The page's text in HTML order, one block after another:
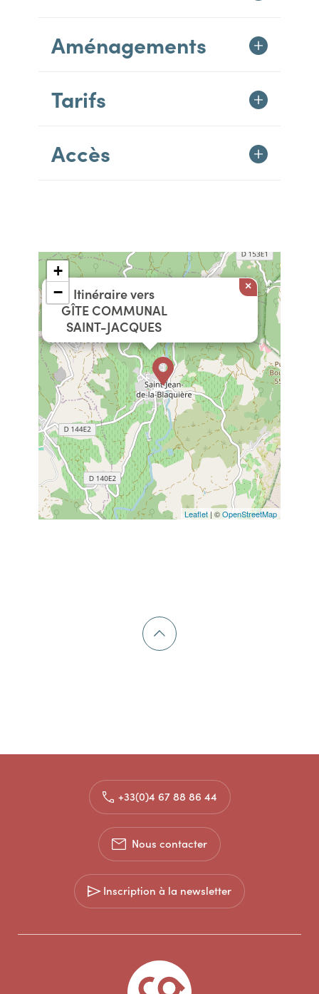
Aménagements
Tarifs
Accès
Itinéraire vers
GÎTE COMMUNAL
SAINT-JACQUES
×
+
−
Leaflet | ©OpenStreetMap
+33(0)4 67 88 86 44
Nous contacter
Inscription à la newsletter